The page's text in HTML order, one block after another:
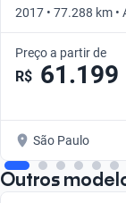
2017 • 77.288 km
Preço a partir de
R$ 61.199
São Paulo
Outros